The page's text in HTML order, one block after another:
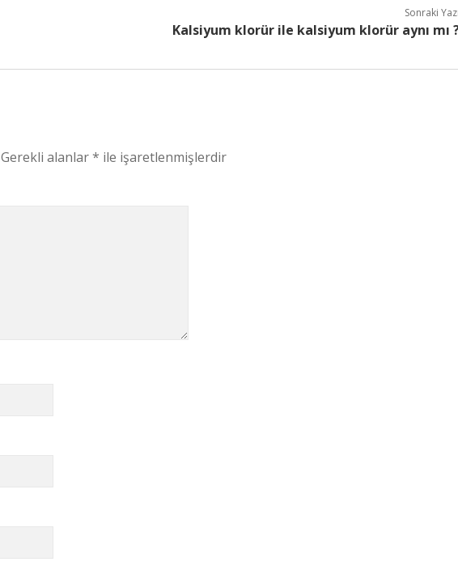
Sonraki
Kalsiyum klorür ile kalsiyum klorür aynı mı
Gerekli alanlar* ile işaretlenmişlerdir